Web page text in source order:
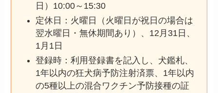
日）10:00～15:30
定休日：火曜日（火曜日が祝日の場合は
翌水曜日・無休期間あり）、12月31日、
1月1日
登録時：利用登録書を記入し、犬鑑札、
1年以内の狂犬病予防注射済票、1年以内
の5種以上の混合ワクチン予防接種の証